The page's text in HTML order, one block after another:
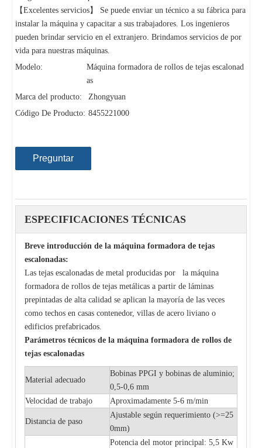
【Excelentes servicios】 Se puede enviar un técnico a su fábrica para
instalar la máquina y capacitar a sus trabajadores. Los ingenieros
pueden brindar servicio en el extranjero. Brindamos servicios de por
vida para nuestras máquinas.
Modelo:
Máquina formadora de rollos de tejas escalonad
as
Marca del producto:
Zhongyuan
Código De Producto: 8455221000
Preguntar
ESPECIFICACIONES TÉCNICAS
Breve introducción de la máquina formadora de tejas
escalonadas:
Las tejas escalonadas de metal producidas por la máquina
formadora de rollos de tejas metálicas a partir de láminas
prepintadas de alta calidad se aplican la mayoría de las veces
como techos en casas contenedor, villas de acero liviano o
edificios prefabricados.
Parámetros técnicos de la máquina formadora de rollos de
tejas escalonadas
Material adecuado
Bobinas PPGI y bobinas de aluminio;
0,5-0,6 mm
Velocidad de trabajo
Aproximadamente 5-6 m/min
Distancia de paso
Ajustable según requerimiento (>=25
0mm)
Potencia del motor principal: 5,5 Kw